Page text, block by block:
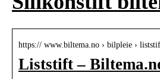
https:// www.biltema.no › bilpleie ›
Liststift –